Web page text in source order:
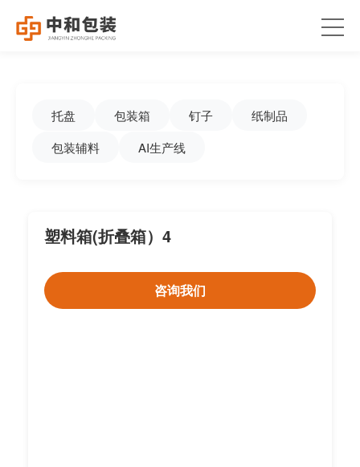
托盘 包装箱 钉子
纸制品
包装辅料
AI生产线
塑料箱(折叠箱）4
咨询我们